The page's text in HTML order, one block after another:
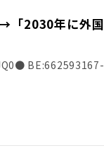
「2030年に外国
BE:662593167-